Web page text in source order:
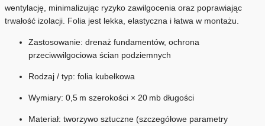
wentylację, minimalizując ryzyko zawilgocenia oraz poprawiając
trwałość izolacji. Folia jest lekka, elastyczna i łatwa w montażu.
Zastosowanie: drenaż fundamentów, ochrona
przeciwwilgociowa ścian podziemnych
Rodzaj / typ: folia kubełkowa
Wymiary: 0,5 m szerokości × 20 mb długości
Materiał: tworzywo sztuczne (szczegółowe parametry